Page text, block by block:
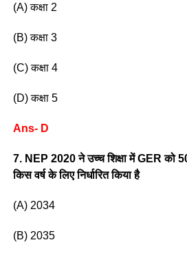
(A) कक्षा 2
(B) कक्षा 3
(C) कक्षा 4
(D) कक्षा 5
Ans- D
7. NEP 2020 ने उच्च शिक्षा में GER को
किस वर्ष के लिए निर्धारित किया है
(A) 2034
(B) 2035